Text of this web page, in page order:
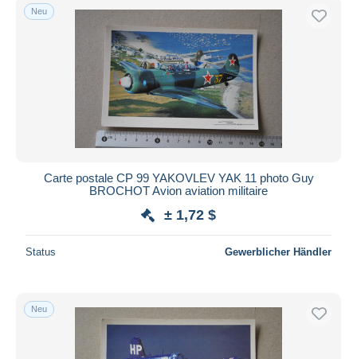
Neu
Carte postale CP 99 YAKOVLEV YAK 11 photo Guy
BROCHOT Avion aviation militaire
± 1,72 $
Status Gewerblicher Händler
Neu